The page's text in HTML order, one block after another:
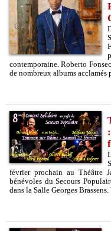
contemporaine. Roberto
de nombreux albums acclamés
février prochain au Théâtre
bénévoles du Secours
dans la Salle Georges